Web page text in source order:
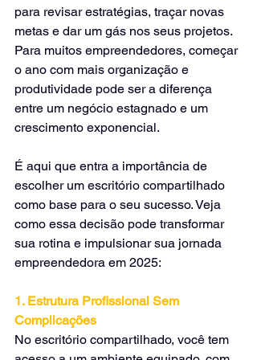
para revisar estratégias, traçar novas
metas e dar um gás nos seus projetos.
Para muitos empreendedores, começar
o ano com mais organização e
produtividade pode ser a diferença
entre um negócio estagnado e um
crescimento exponencial.
É aqui que entra a importância de
escolher um escritório compartilhado
como base para o seu sucesso. Veja
como essa decisão pode transformar
sua rotina e impulsionar sua jornada
empreendedora em 2025:
1. Estrutura Profissional Sem
Complicações
No escritório compartilhado, você tem